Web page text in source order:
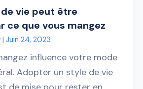
vie peut être
ce que vous mangez
| Juin 24, 2023
influence votre mode
Adopter un style de vie